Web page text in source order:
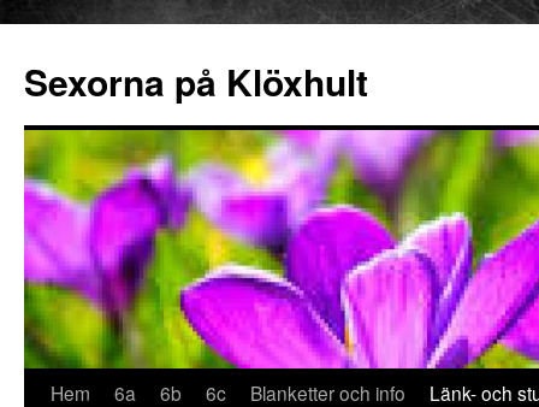
Sexorna på Klöxhult
Hoppa
Hem 6a 6b 6c Blanketter och info Länk- och